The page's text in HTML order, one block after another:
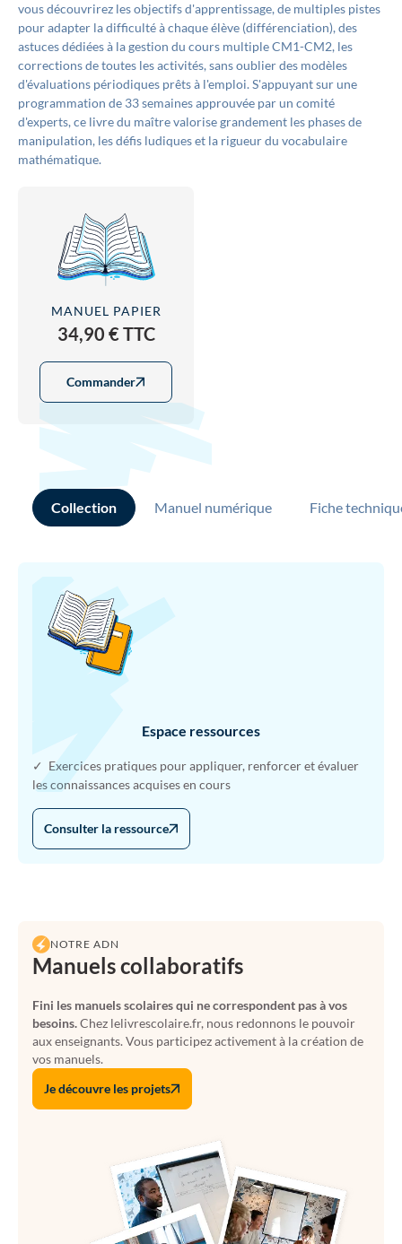
vous découvrirez les objectifs d'apprentissage, de multiples pistes
pour adapter la difficulté à chaque élève (différenciation), des
astuces dédiées à la gestion du cours multiple CM1-CM2, les
corrections de toutes les activités, sans oublier des modèles
d'évaluations périodiques prêts à l'emploi. S'appuyant sur une
programmation de 33 semaines approuvée par un comité
d'experts, ce livre du maître valorise grandement les phases de
manipulation, les défis ludiques et la rigueur du vocabulaire
mathématique.
MANUEL PAPIER
34,90 € TTC
Commander
Collection Manuel numérique Fiche
Espace ressources
✓ Exercices pratiques pour appliquer, renforcer et évaluer
les connaissances acquises en cours
Consulter la ressource
NOTRE ADN
Manuels collaboratifs
Fini les manuels scolaires qui ne correspondent pas à vos
besoins.Chez lelivrescolaire.fr, nous redonnons le pouvoir
aux enseignants. Vous participez activement à la création de
vos manuels.
Je découvre les projets